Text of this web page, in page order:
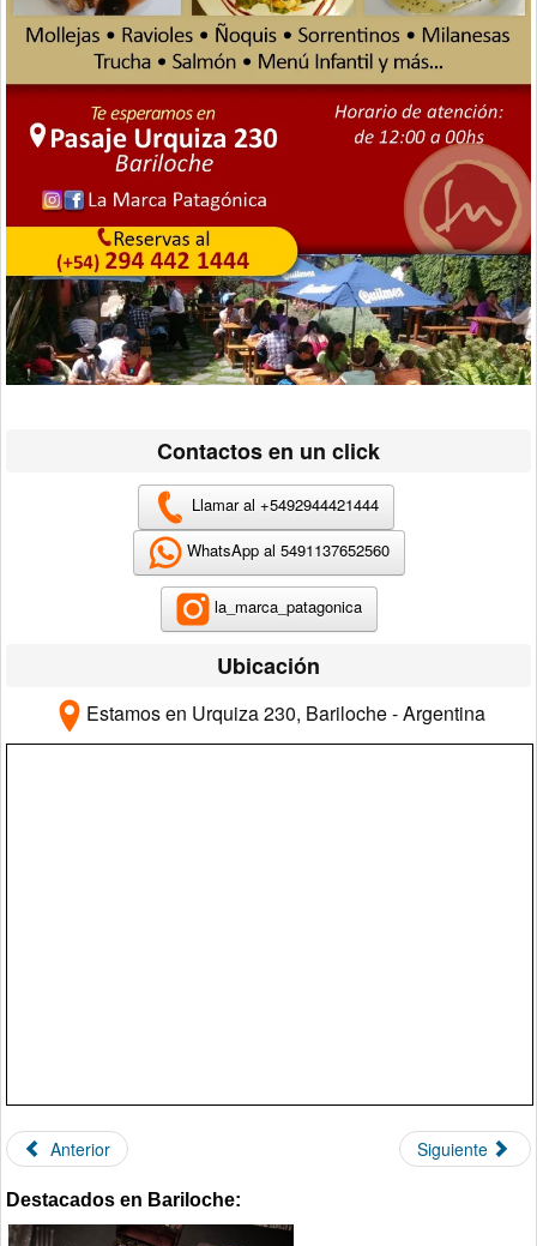
Contactos en un click
Llamar al +5492944421444
WhatsApp al 5491137652560
la_marca_patagonica
Ubicación
Estamos en Urquiza 230, Bariloche - Argentina
Anterior Siguiente
Destacados en Bariloche: